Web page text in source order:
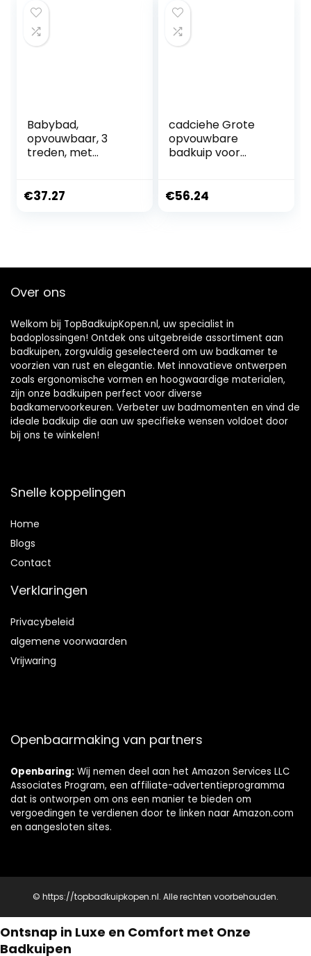
Babybad,
opvouwbaar, 3
treden, met
p met
, vanaf geboorte
kunststof ballen
€37.27
cadciehe Grote
opvouwbare
badkuip voor
omringende
badkuip, voor
€56.24
Over ons
Welkom bij TopBadkuipKopen.nl, uw specialist in
badoplossingen! Ontdek ons uitgebreide assortiment aan
badkuipen, zorgvuldig geselecteerd om uw badkamer te
voorzien van rust en elegantie. Met innovatieve ontwerpen
zoals ergonomische vormen en hoogwaardige materialen,
zijn onze badkuipen perfect voor diverse
badkamervoorkeuren. Verbeter uw badmomenten en vind de
ideale badkuip die aan uw specifieke wensen voldoet door
bij ons te winkelen!
Snelle koppelingen
Home
Blogs
Contact
Verklaringen
Privacybeleid
algemene voorwaarden
Vrijwaring
Openbaarmaking van partners
Openbaring: Wij nemen deel aan het Amazon Services LLC
Associates Program, een affiliate-advertentieprogramma
dat is ontworpen om ons een manier te bieden om
vergoedingen te verdienen door te linken naar Amazon.com
en aangesloten sites.
© https://topbadkuipkopen.nl. Alle rechten voorbehouden.
Ontsnap in Luxe en Comfort met Onze
Badkuipen